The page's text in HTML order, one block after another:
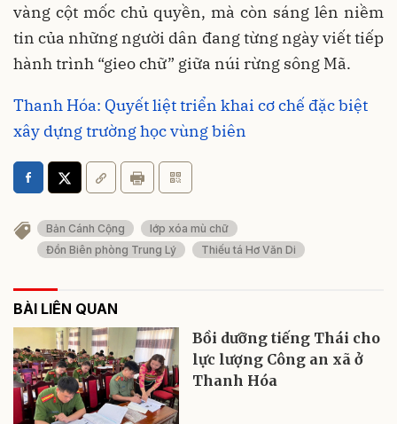
vàng cột mốc chủ quyền, mà còn sáng lên niềm
tin của những người dân đang từng ngày viết tiếp
hành trình “gieo chữ” giữa núi rừng sông Mã.
Thanh Hóa: Quyết liệt triển khai cơ chế đặc biệt
xây dựng trường học vùng biên
Bản Cánh Cộng
lớp xóa mù chữ
Đồn Biên phòng Trung Lý
Thiếu tá Hơ Văn Di
BÀI LIÊN QUAN
Bồi dưỡng tiếng Thái cho
lực lượng Công an xã ở
Thanh Hóa